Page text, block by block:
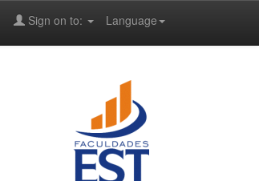
Language
Sign on to: